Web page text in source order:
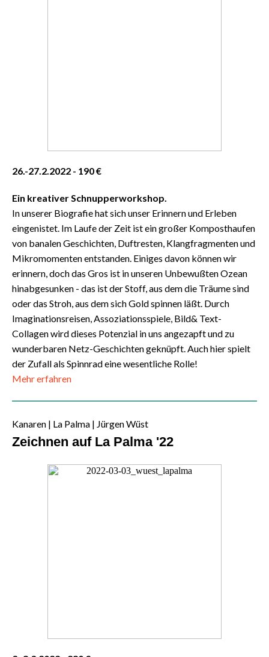
26.-27.2.2022 - 190 €
Ein kreativer Schnupperworkshop.
In unserer Biografie hat sich unser Erinnern und Erleben
eingenistet. Im Laufe der Zeit ist ein großer Komposthaufen
von banalen Geschichten, Duftresten, Klangfragmenten und
Mikromomenten entstanden. Einiges davon können wir
erinnern, doch das Gros ist in unseren Unbewußten Ozean
hinabgesunken - das ist der Stoff, aus dem die Träume sind
oder das Stroh, aus dem sich Gold spinnen läßt. Durch
Imaginationsreisen, Assoziationsspiele, Bild& Text-
Collagen wird dieses Potenzial in uns angezapft und zu
wunderbaren Netz-Geschichten geknüpft.Auch hier spielt
der Zufall als Spinnrad eine wesentliche Rolle!
Mehr erfahren
Kanaren | La Palma | Jürgen Wüst
Zeichnen auf La Palma '22